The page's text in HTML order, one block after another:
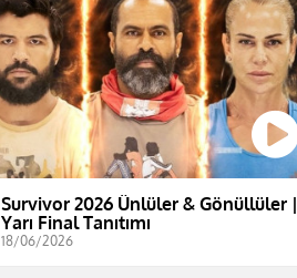
Survivor 2026 Ünlüler & Gönüllüler |
Yarı Final Tanıtımı
18/06/2026